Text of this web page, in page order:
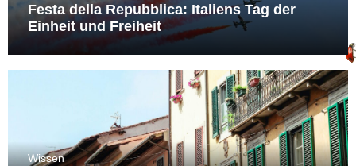
Festa della Repubblica: Italiens Tag der
Einheit und Freiheit
Wissen